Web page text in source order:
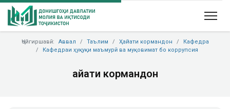
Ҷойгиршавӣ: Аввал Таълим Ҳайати кормандон
Кафедра
Кафедраи ҳуқуқи маъмурӣ ва муқовимат бо коррупсия
Ҳайати кормандон